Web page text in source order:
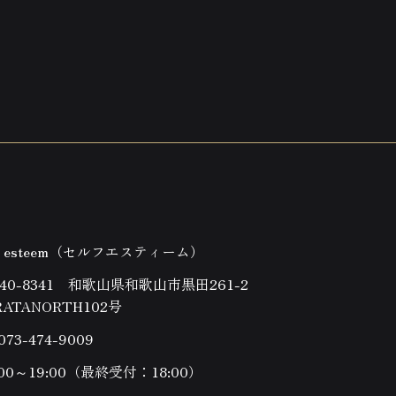
（セルフエスティーム）
8341 和歌山県和歌山市黒田261-2
号
474-9009
～19:00（最終受付：18:00）